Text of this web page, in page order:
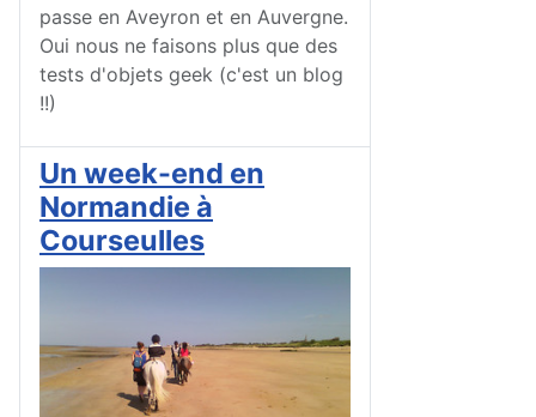
passe en Aveyron et en Auvergne.
Oui nous ne faisons plus que des
tests d'objets geek (c'est un blog
!!)
Un week-end en
Normandie à
Courseulles